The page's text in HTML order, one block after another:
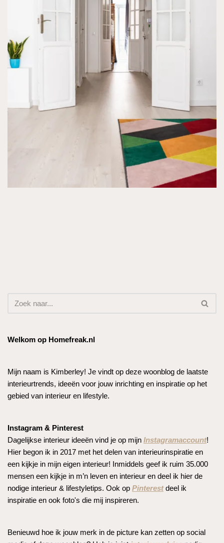
Welkom op Homefreak.nl
Mijn naam is Kimberley! Je vindt op deze woonblog de laatste
interieurtrends, ideeën voor jouw inrichting en inspiratie op het
gebied van interieur en lifestyle.
Instagram & Pinterest
Dagelijkse interieur ideeën vind je op mijn Instagramaccount!
Hier begon ik in 2017 met het delen van interieurinspiratie en
een kijkje in mijn eigen interieur! Inmiddels geef ik ruim 35.000
mensen een kijkje in m’n leven en interieur en deel ik hier de
nodige interieur & lifestyletips. Ook op Pinterestdeel ik
inspiratie en ook foto's die mij inspireren.
Benieuwd hoe ik jouw merk in de picture kan zetten op social